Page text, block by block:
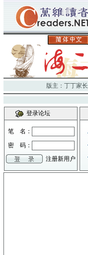
版主： 丁丁家长
登录论坛
笔 名：
密 码：
注册新用户